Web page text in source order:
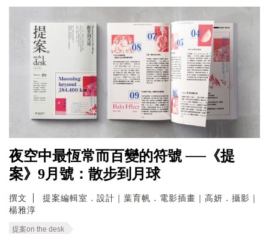
夜空中最恆常而百變的符號 ──《提
案》9月號：散步到月球
撰文
提案編輯室．設計｜葉育帆．電影插畫｜高妍．攝影｜
楊雅淳
提案on the desk